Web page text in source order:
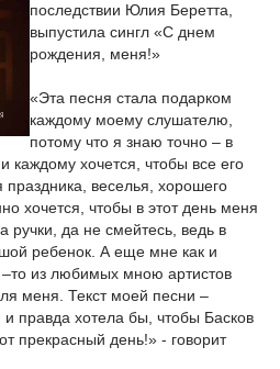
последствии Юлия Беретта,
выпустила сингл «С днем
рождения, меня!»
«Эта песня стала подарком
каждому моему слушателю,
потому что я знаю точно – в
каждому хочется, чтобы все его
веселья, хорошего
хочется, чтобы в этот день меня
ручки, да не смейтесь, ведь в
ребенок. А еще мне как и
–то из любимых мною артистов
меня. Текст моей песни –
правда хотела бы, чтобы Басков
прекрасный день!» - говорит